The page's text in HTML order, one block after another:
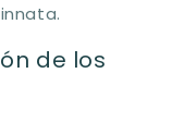
de los